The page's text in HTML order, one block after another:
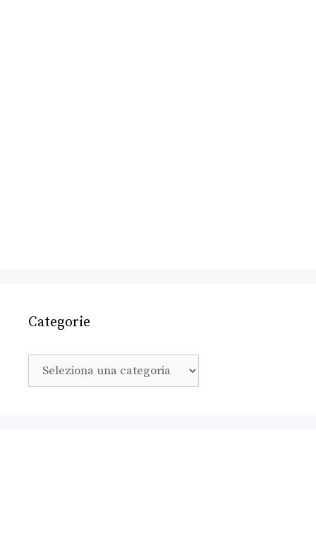
Categorie